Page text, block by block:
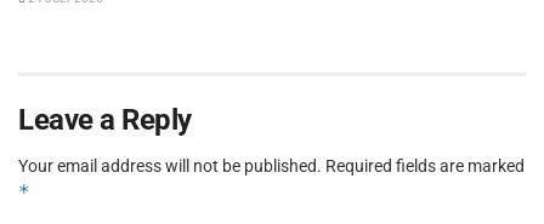
Leave a Reply
Your email address will not be published. Required fields are marked
*